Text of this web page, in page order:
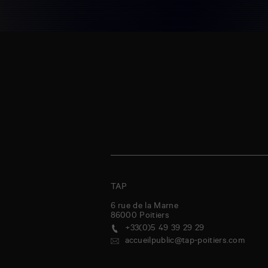
TAP
6 rue de la Marne
86000 Poitiers
+33(0)5 49 39 29 29
accueilpublic@tap-poitiers.com